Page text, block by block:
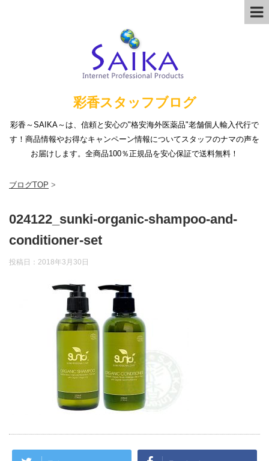
彩香スタッフブログ
彩香～SAIKA～は、信頼と安心の"格安海外医薬品"老舗個人輸入代行で
す！商品情報やお得なキャンペーン情報についてスタッフのナマの声を
お届けします。全商品100％正規品を安心保証で送料無料！
ブログTOP >
024122_sunki-organic-shampoo-and-
conditioner-set
投稿日： 2018年3月30日